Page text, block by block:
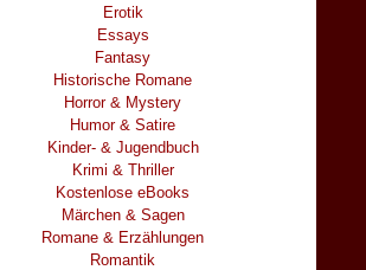
Erotik
Essays
Fantasy
Historische Romane
Horror & Mystery
Humor & Satire
Kinder- & Jugendbuch
Krimi & Thriller
Kostenlose eBooks
Märchen & Sagen
Romane & Erzählungen
Romantik